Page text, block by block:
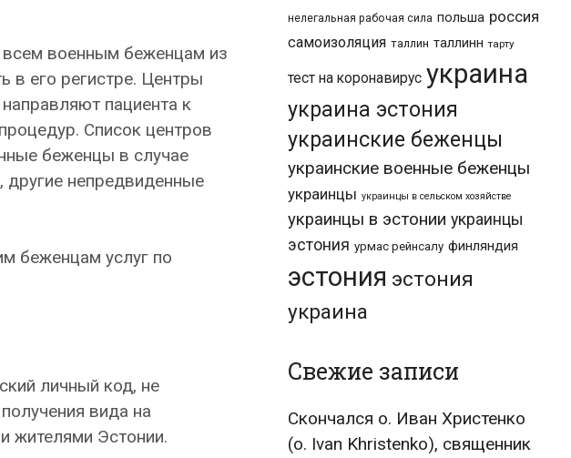
военным беженцам из
в его регистре. Центры
пациента к
Список центров
беженцы в случае
другие непредвиденные
беженцам услуг по
личный код, не
вида на
жителями Эстонии.
нелегальная рабочая сила польша россия
самоизоляция таллин таллинн тарту
тест на коронавирус украина
украина эстония
украинские беженцы
украинские военные беженцы
украинцы украинцы в сельском хозяйстве
украинцы в эстонии украинцы
эстония урмас рейнсалу финляндия
эстония эстония
украина
Свежие записи
Скончался о. Иван Христенко
(о. Ivan Khristenko), священник